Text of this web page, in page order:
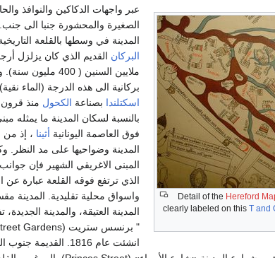
Detail of the Hereford
clearly labeled on this T and
عبر واجهات الدكاكين والنوافذ
الصغيرة والمحشورة جنبا الى
المدينة في وسطها بالقلعة
البركان القديم الذي كان يزلزل
ملايين السنين ( 400
بركانية الى هذه الدرجة (الماء
اسكتلندا بصناعة الكحول منذ
بالنسبة لسكان المدينة ما يمثله
فوق العاصمة اليونانية أثينا ، إذ من
المدينة وضواحيها على مد النظر.
المبنى الاغريقي الشهير فإن
الذي ترتفع فوقه القلعة عبارة عن
واسواق محلية تقليدية. المدينة
المدينة العتيقة، والمدينة
انشئت عام 1816.